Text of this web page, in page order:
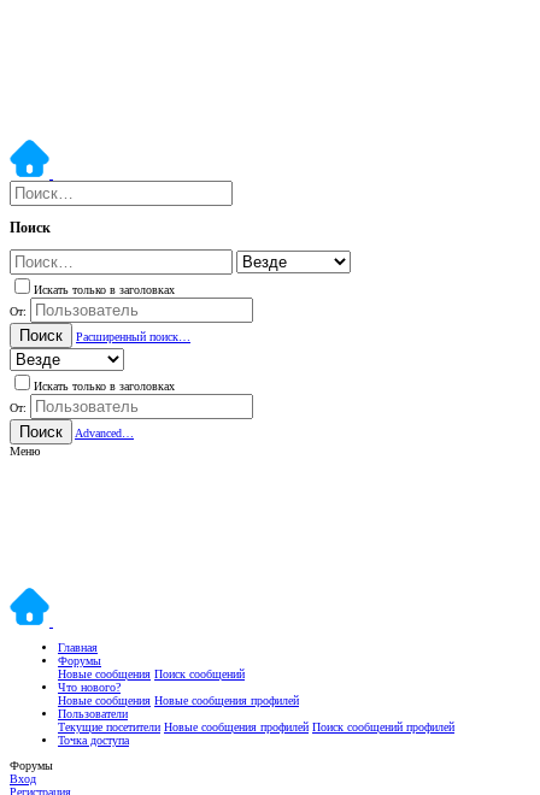
Поиск
Искать только в заголовках
От:
Поиск Расширенный поиск…
Искать только в заголовках
От:
Поиск
Advanced…
Меню
Главная
Форумы
Новые сообщения Поиск сообщений
Что нового?
Новые сообщения Новые сообщения профилей
Пользователи
Текущие посетители Новые сообщения профилей Поиск сообщений профилей
Точка доступа
Форумы
Вход